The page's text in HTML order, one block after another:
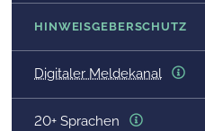
HINWEISGEBERSCHUTZ
Digitaler Meldekanal
20+ Sprachen